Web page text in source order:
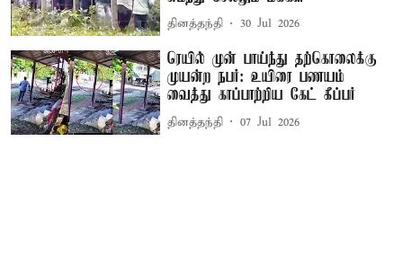
தினத்தந்தி 30 Jul 2026
ரெயில் முன் பாய்ந்து தற்கொலைக்கு
முயன்ற நபர்: உயிரை பணயம்
வைத்து காப்பாற்றிய கேட் கீப்பர்
தினத்தந்தி 07 Jul 2026